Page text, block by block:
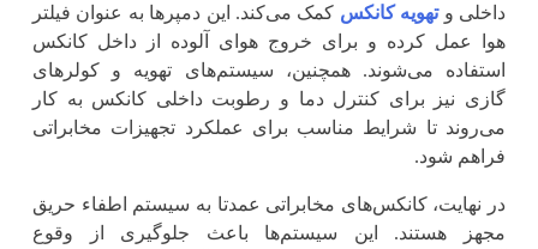
داخلی و تهویه کانکس کمک می‌کند. این دمپرها به عنوان فیلتر
هوا عمل کرده و برای خروج هوای آلوده از داخل کانکس
استفاده می‌شوند. همچنین، سیستم‌های تهویه و کولرهای
گازی نیز برای کنترل دما و رطوبت داخلی کانکس به کار
می‌روند تا شرایط مناسب برای عملکرد تجهیزات مخابراتی
فراهم شود.
در نهایت، کانکس‌های مخابراتی عمدتا به سیستم اطفاء حریق
مجهز هستند. این سیستم‌ها باعث جلوگیری از وقوع